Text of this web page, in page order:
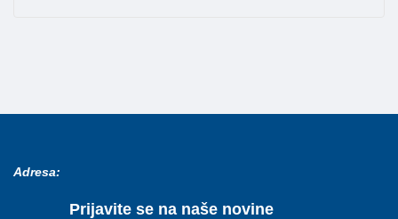
Adresa:
Prijavite se na naše novine